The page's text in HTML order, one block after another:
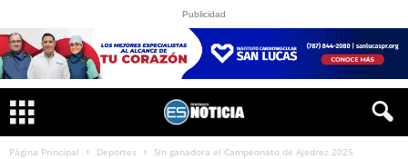
Publicidad
Página Principal Deportes Sin ganadora el Campeonato de Ajedrez 2025